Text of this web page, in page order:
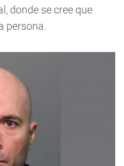
donde se cree que
persona.